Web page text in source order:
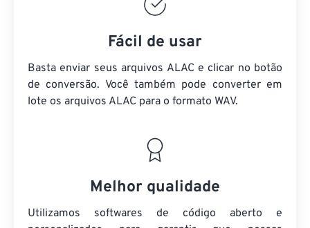
Fácil de usar
Basta enviar seus arquivos ALAC e clicar no botão
de conversão. Você também pode converter em
lote os arquivos ALAC para o formato WAV.
Melhor qualidade
Utilizamos softwares de código aberto e